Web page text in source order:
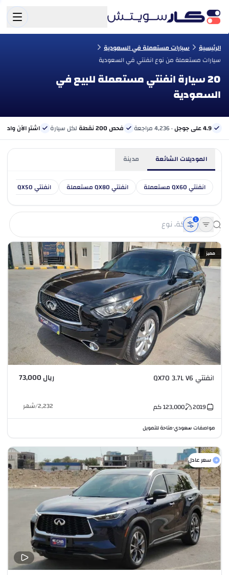
الرئيسية
سيارات مستعملة في السعودية
سيارات مستعملة من نوع انفنتي في السعودية
20 سيارة انفنتي مستعملة للبيع في
السعودية
4.9 على جوجل · 4,236 مراجعة فحص 200 نقطة لكل سيارة اشترِ الآن
الموديلات الشائعة مدينة
انفنتي QX60 مستعملة انفنتي QX80 مستعملة انفنتي QX50 مستعملة
1
مميز
انفنتي QX70 3.7L V6 ريال 73,000
2019
123,000كم 2,232
/شهر
مواصفات سعودي•متاحة للتمويل
سعر عادل